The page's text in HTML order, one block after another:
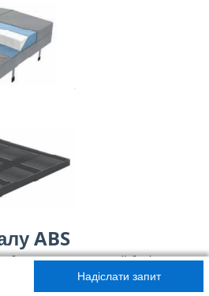
ABS
непроникний бар'єр
та підвищення вологості що
Надіслати запит